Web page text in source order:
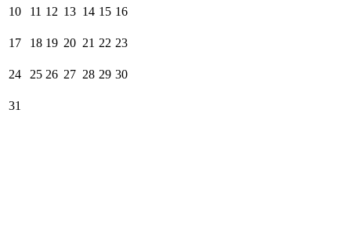
10 11 12 13 14 15 16
17 18 19 20 21 22 23
24 25 26 27 28 29 30
31